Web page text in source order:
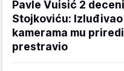
Pavle Vuisić 2
Stojkoviću:
kamerama mu
prestravio